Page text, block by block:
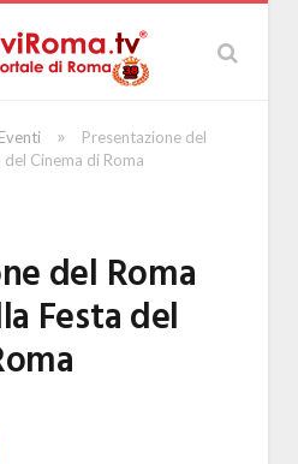
Eventi »
Presentazione del
Cinema di Roma
del Roma
Festa del